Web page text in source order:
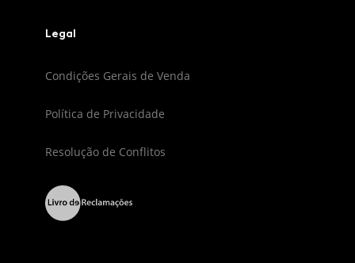
Legal
Condições Gerais de Venda
Política de Privacidade
Resolução de Conflitos